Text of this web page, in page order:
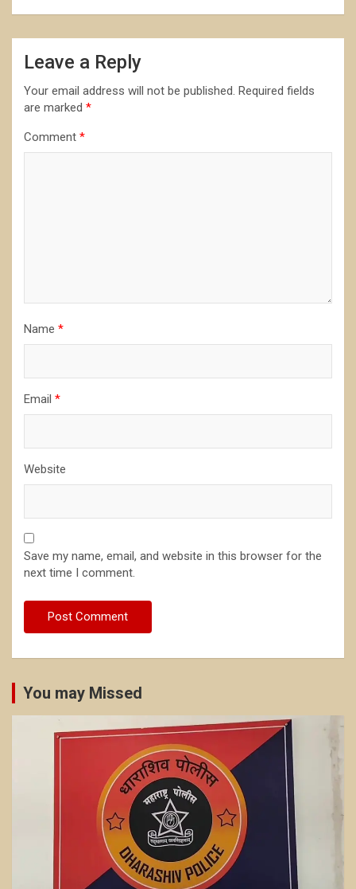
Leave a Reply
Your email address will not be published. Required fields
are marked *
Comment *
Name *
Email *
Website
Save my name, email, and website in this browser for the
next time I comment.
You may Missed